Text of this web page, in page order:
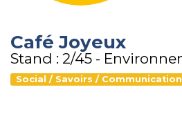
Café Joyeux
Stand : 2/45 -
Social / Savoirs / Communication